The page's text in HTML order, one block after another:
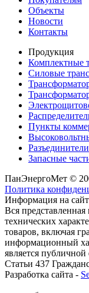
Объекты
Новости
Контакты
Продукция
Комплектные
Силовые
Пункты
Разъединители
Запасные
ПанЭнергоМет ©
Политика
Информация на
Вся
технических
товаров, включая
информационный
является
Статьи 437
Разработка сайта -